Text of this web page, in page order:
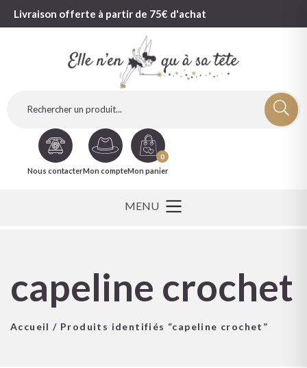
Livraison offerte à partir de 75€ d'achat
Nous contacterMon compte
0
Mon panier
capeline crochet
Accueil / Produits identifiés “capeline crochet”